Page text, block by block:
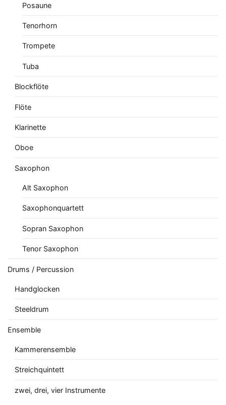
Posaune
Tenorhorn
Trompete
Tuba
Blockflöte
Flöte
Klarinette
Oboe
Saxophon
Alt Saxophon
Saxophonquartett
Sopran Saxophon
Tenor Saxophon
Drums / Percussion
Handglocken
Steeldrum
Ensemble
Kammerensemble
Streichquintett
zwei, drei, vier Instrumente